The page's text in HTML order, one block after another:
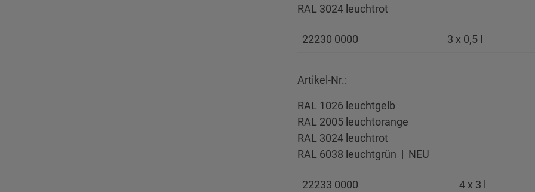
RAL 3024 leuchtrot
22230 0000 3 x 0,5 l
Artikel-Nr.:
RAL 1026 leuchtgelb
RAL 2005 leuchtorange
RAL 3024 leuchtrot
RAL 6038 leuchtgrün | NEU
22233 0000 4 x 3 l